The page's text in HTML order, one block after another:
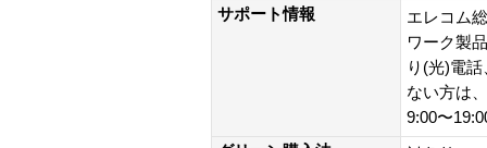
サポート情報
エレコム
ワーク製
り(光)電
ない方は
9:00〜